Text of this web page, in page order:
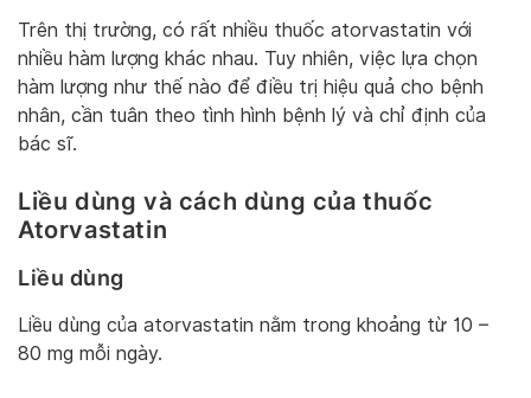
Trên thị trường, có rất nhiều thuốc atorvastatin với
nhiều hàm lượng khác nhau. Tuy nhiên, việc lựa chọn
hàm lượng như thế nào để điều trị hiệu quả cho bệnh
nhân, cần tuân theo tình hình bệnh lý và chỉ định của
bác sĩ.
Liều dùng và cách dùng của thuốc
Atorvastatin
Liều dùng
Liều dùng của atorvastatin nằm trong khoảng từ 10 –
80 mg mỗi ngày.